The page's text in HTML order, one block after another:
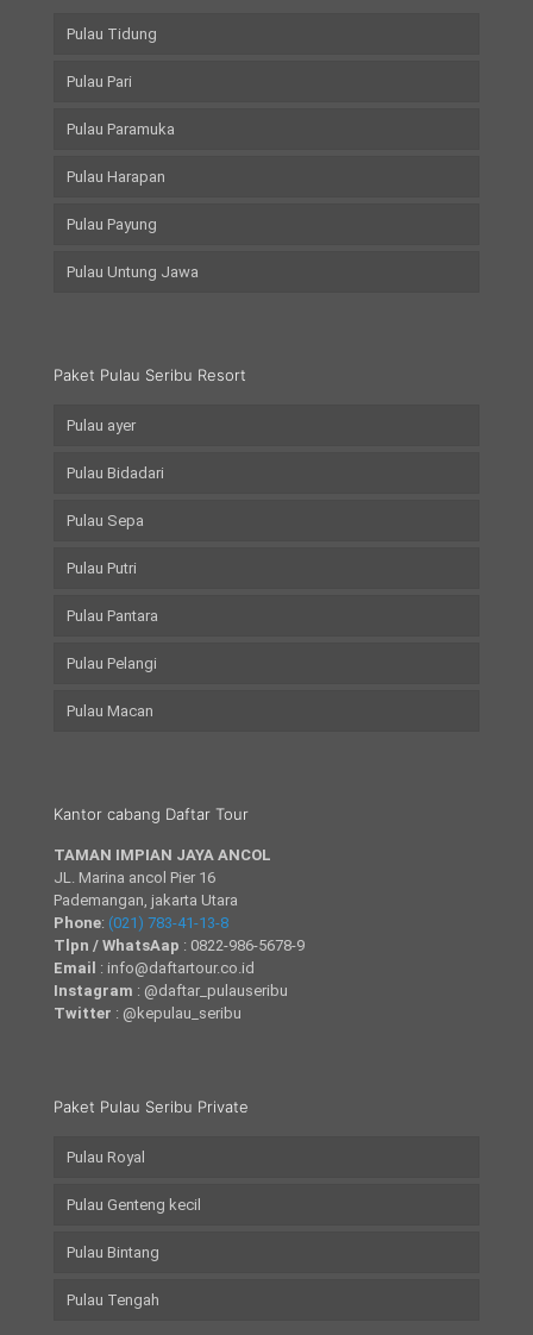
Pulau Tidung
Pulau Pari
Pulau Paramuka
Pulau Harapan
Pulau Payung
Pulau Untung Jawa
Paket Pulau Seribu Resort
Pulau ayer
Pulau Bidadari
Pulau Sepa
Pulau Putri
Pulau Pantara
Pulau Pelangi
Pulau Macan
Kantor cabang Daftar Tour
TAMAN IMPIAN JAYA ANCOL
JL. Marina ancol Pier 16
Pademangan, jakarta Utara
Phone: (021) 783-41-13-8
Tlpn / WhatsAap : 0822-986-5678-9
Email : info@daftartour.co.id
Instagram : @daftar_pulauseribu
Twitter : @kepulau_seribu
Paket Pulau Seribu Private
Pulau Royal
Pulau Genteng kecil
Pulau Bintang
Pulau Tengah